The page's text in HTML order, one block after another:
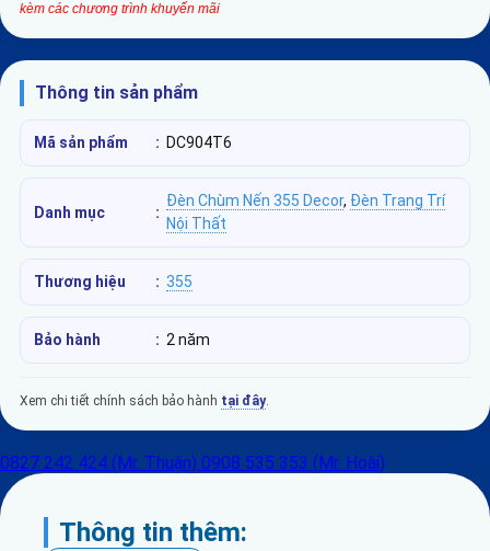
kèm các chương trình khuyến mãi
Thông tin sản phẩm
Mã sản phẩm : DC904T6
Danh mục :
Đèn Chùm Nến 355 Decor, Đèn Trang Trí
Nội Thất
Thương hiệu : 355
Bảo hành : 2 năm
Xem chi tiết chính sách bảo hành tại đây.
0827 242 424 (Mr. Thuận) 0908 535 353 (Mr. Hoài)
Thông tin thêm: